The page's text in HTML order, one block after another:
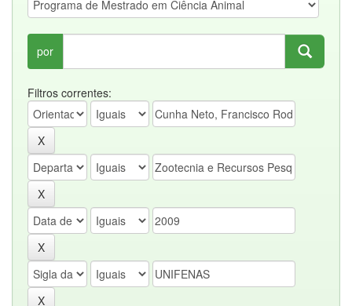
por
Filtros correntes: